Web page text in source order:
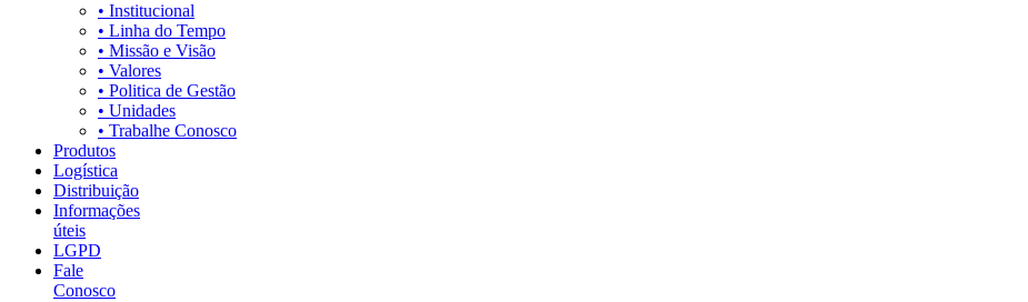
• Institucional
• Linha do Tempo
• Missão e Visão
• Valores
• Politica de Gestão
• Unidades
• Trabalhe Conosco
Produtos
Logística
Distribuição
Informações
úteis
LGPD
Fale
Conosco